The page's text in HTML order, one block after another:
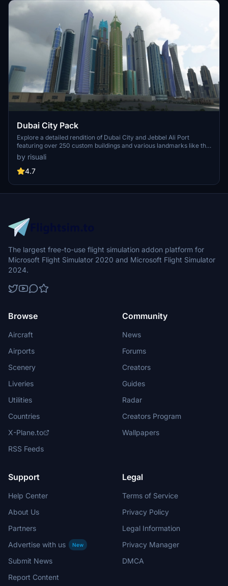
Dubai City Pack
Explore a detailed rendition of Dubai City and Jebbel Ali Port
featuring over 250 custom buildings and various landmarks like the
iconic hotels and tourist attractions. While focusing on enhancing
the daytime visuals, this pack offers improved textures for select
buildings, promising a refreshing experience for simmers.
to address previous elevation issues, ensuring a more immersive
flight into this dynamic cityscape.
by risuali
4.7
The largest free-to-use flight simulation addon platform for
Microsoft Flight Simulator 2020 and Microsoft Flight Simulator
2024.
Browse
Aircraft
Airports
Scenery
Liveries
Utilities
Countries
X-Plane.to
RSS Feeds
Community
News
Forums
Creators
Guides
Radar
Creators Program
Wallpapers
Support
Help Center
About Us
Partners
Advertise with us
New
Submit News
Report Content
Legal
Terms of Service
Privacy Policy
Legal Information
Privacy Manager
DMCA